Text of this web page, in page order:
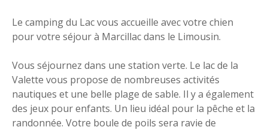
Le camping du Lac vous accueille avec votre chien
pour votre séjour à Marcillac dans le Limousin.
Vous séjournez dans une station verte. Le lac de la
Valette vous propose de nombreuses activités
nautiques et une belle plage de sable. Il y a également
des jeux pour enfants. Un lieu idéal pour la pêche et la
randonnée. Votre boule de poils sera ravie de